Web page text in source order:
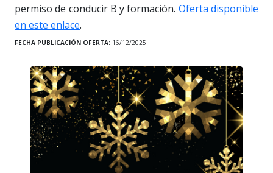
permiso de conducir B y formación. Oferta disponible
en este enlace.
FECHA PUBLICACIÓN OFERTA: 16/12/2025